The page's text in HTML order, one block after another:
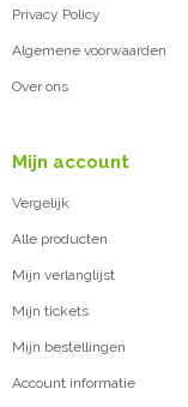
Privacy Policy
Algemene voorwaarden
Over ons
Mijn account
Vergelijk
Alle producten
Mijn verlanglijst
Mijn tickets
Mijn bestellingen
Account informatie